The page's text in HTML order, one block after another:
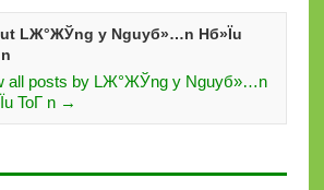
LЖ°ЖЎng y Nguyб»…n Hб»Їu
all posts by LЖ°ЖЎng y Nguyб»…n
ToГ n →